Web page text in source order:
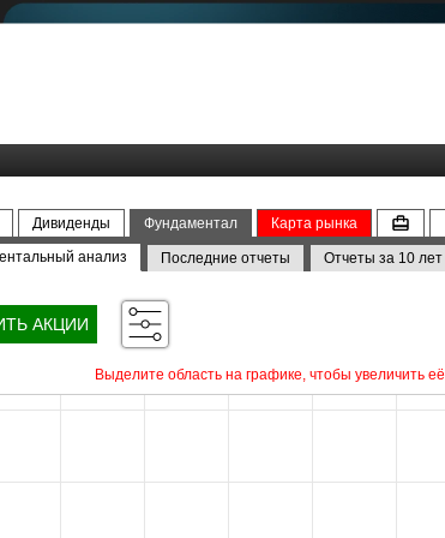
Дивиденды Фундаментал
Карта рынка
анализ Последние отчеты Отчеты за 10 лет
АКЦИИ
Выделите область на графике, чтобы увеличить её